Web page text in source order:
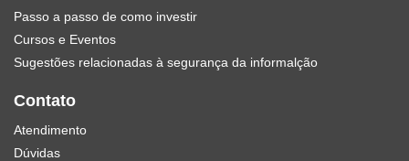
Passo a passo de como investir
Cursos e Eventos
Sugestões relacionadas à segurança da informalção
Contato
Atendimento
Dúvidas